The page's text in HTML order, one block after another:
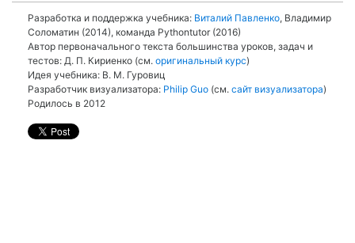
Разработка и поддержка учебника: Виталий Павленко, Владимир
Соломатин (2014), команда Pythontutor (2016)
Автор первоначального текста большинства уроков, задач и
тестов: Д. П. Кириенко (см. оригинальный курс)
Идея учебника: В. М. Гуровиц
Разработчик визуализатора: Philip Guo (см. сайт визуализатора)
Родилось в 2012